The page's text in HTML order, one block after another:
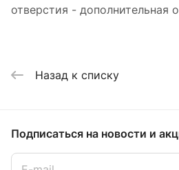
отверстия - дополнительная
Назад к списку
Подписаться на новости и